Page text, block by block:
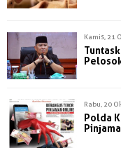
Kamis, 21
Rabu, 20
Polda